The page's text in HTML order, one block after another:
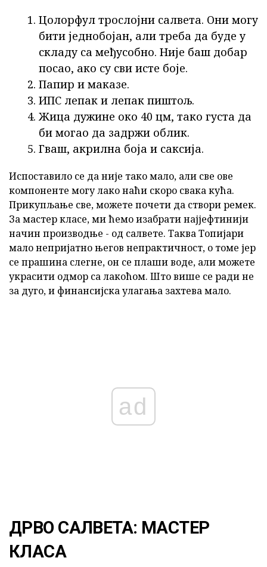
Цолорфул трослојни салвета. Они могу
бити једнобојан, али треба да буде у
складу са међусобно. Није баш добар
посао, ако су сви исте боје.
Папир и маказе.
ИПС лепак и лепак пиштољ.
Жица дужине око 40 цм, тако густа да
би могао да задржи облик.
Гваш, акрилна боја и саксија.
Испоставило се да није тако мало, али све ове
компоненте могу лако наћи скоро свака кућа.
Прикупљање све, можете почети да створи ремек.
За мастер класе, ми ћемо изабрати најјефтинији
начин производње - од салвете. Таква Топијари
мало непријатно његов непрактичност, о томе јер
се прашина слегне, он се плаши воде, али можете
украсити одмор са лакоћом. Што више се ради не
за дуго, и финансијска улагања захтева мало.
ad
ДРВО САЛВЕТА: МАСТЕР
КЛАСА